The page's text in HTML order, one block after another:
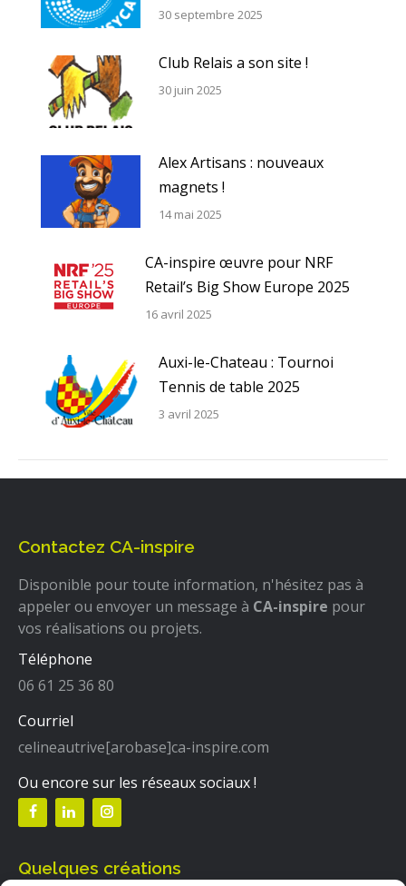
30 septembre 2025
Club Relais a son site !
30 juin 2025
Alex Artisans : nouveaux
magnets !
14 mai 2025
CA-inspire œuvre pour NRF
Retail’s Big Show Europe 2025
16 avril 2025
Auxi-le-Chateau : Tournoi
Tennis de table 2025
3 avril 2025
Contactez CA-inspire
Disponible pour toute information, n'hésitez pas à
appeler ou envoyer un message à CA-inspire pour
vos réalisations ou projets.
Téléphone
06 61 25 36 80
Courriel
celineautrive[arobase]ca-inspire.com
Ou encore sur les réseaux sociaux !
Quelques créations